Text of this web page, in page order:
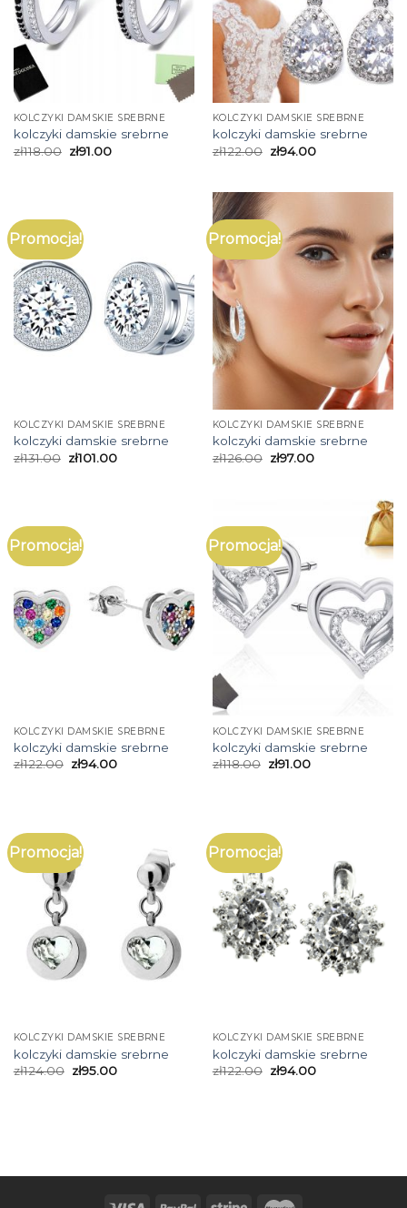
KOLCZYKI DAMSKIE SREBRNE
kolczyki damskie srebrne
zł118.00 zł91.00
KOLCZYKI DAMSKIE SREBRNE
kolczyki damskie srebrne
zł122.00 zł94.00
Promocja!
KOLCZYKI DAMSKIE SREBRNE
kolczyki damskie srebrne
zł131.00 zł101.00
Promocja!
KOLCZYKI DAMSKIE SREBRNE
kolczyki damskie srebrne
zł126.00 zł97.00
Promocja!
KOLCZYKI DAMSKIE SREBRNE
kolczyki damskie srebrne
zł122.00 zł94.00
Promocja!
KOLCZYKI DAMSKIE SREBRNE
kolczyki damskie srebrne
zł118.00 zł91.00
Promocja!
KOLCZYKI DAMSKIE SREBRNE
kolczyki damskie srebrne
zł124.00 zł95.00
Promocja!
KOLCZYKI DAMSKIE SREBRNE
kolczyki damskie srebrne
zł122.00 zł94.00